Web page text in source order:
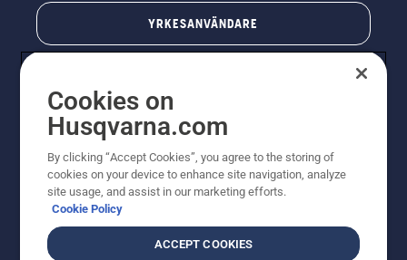
YRKESANVÄNDARE
© Husqvarna AB (publ). All rights reserved. Priserna
som visas är rekommenderade cirkapriser. Alla angivna
priser är rekommenderade försäljningspriser (inkl.
Cookies on
Husqvarna.com
By clicking “Accept Cookies”, you agree to the storing of
cookies on your device to enhance site navigation, analyze
site usage, and assist in our marketing efforts.
Cookie Policy
ACCEPT COOKIES